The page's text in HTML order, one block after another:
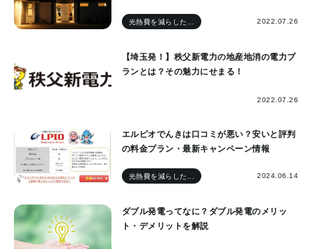
光熱費を減らした... 2022.07.26
【埼玉発！】秩父新電力の地産地消の電力プ
ランとは？その魅力にせまる！
2022.07.26
エルピオでんきは口コミが悪い？安いと評判
の料金プラン・最新キャンペーン情報
光熱費を減らした... 2024.06.14
ダブル発電ってなに？ダブル発電のメリッ
ト・デメリットを解説